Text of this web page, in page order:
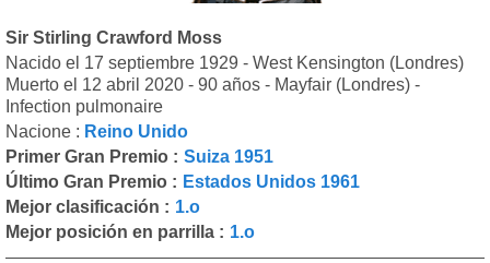
Sir Stirling Crawford Moss
Nacido el 17 septiembre 1929 - West Kensington (Londres)
Muerto el 12 abril 2020 - 90 años - Mayfair (Londres) -
Infection pulmonaire
Nacione : Reino Unido
Primer Gran Premio : Suiza 1951
Último Gran Premio : Estados Unidos 1961
Mejor clasificación : 1.o
Mejor posición en parrilla : 1.o